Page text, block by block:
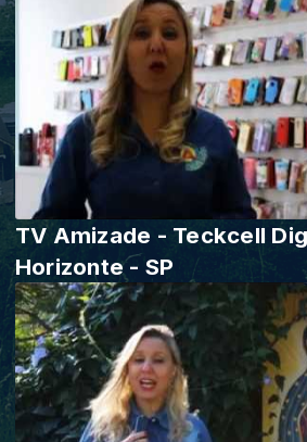
TV Amizade - Teckcell
Horizonte - SP